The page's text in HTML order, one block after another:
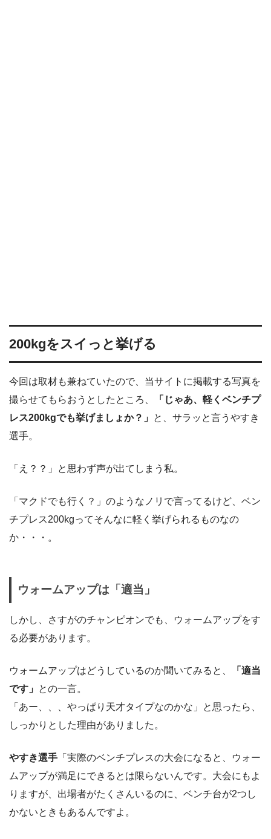
200kgをスイっと挙げる
今回は取材も兼ねていたので、当サイトに掲載する写真を
撮らせてもらおうとしたところ、
「じゃあ、軽くベンチプ
レス200kgでも挙げましょか？」 と、サラッと言うやすき
選手。
「え？？」と思わず声が出てしまう私。
「マクドでも行く？」のようなノリで言ってるけど、ベン
チプレス200kgってそんなに軽く挙げられるものなの
か・・・。
ウォームアップは「適当」
しかし、さすがのチャンピオンでも、ウォームアップをす
る必要があります。
ウォームアップはどうしているのか聞いてみると、
「適当
です」 との一言。
「あー、、、やっぱり天才タイプなのかな」と思ったら、
しっかりとした理由がありました。
やすき選手 「実際のベンチプレスの大会になると、ウォー
ムアップが満足にできるとは限らないんです。大会にもよ
りますが、出場者がたくさんいるのに、ベンチ台が2つし
かないときもあるんですよ。